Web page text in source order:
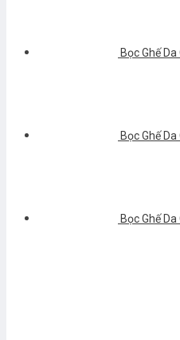
Bọc Ghế
Bọc Ghế
Bọc Ghế